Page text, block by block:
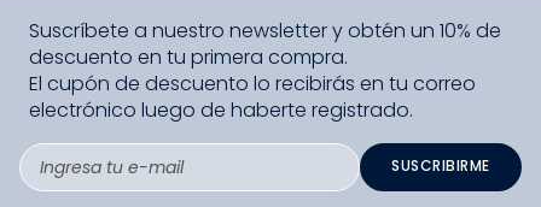
Suscríbete a nuestro newsletter y obtén un 10% de
descuento en tu primera compra.
El cupón de descuento lo recibirás en tu correo
electrónico luego de haberte registrado.
SUSCRIBIRME